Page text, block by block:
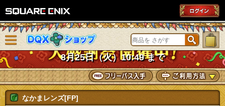
DQXショップ
8月25日（火）10:49 まで
ニューを閉じる
なかまレンズ[FP]